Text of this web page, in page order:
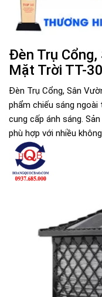
Đèn Trụ
Mặt Trời TT-
Đèn Trụ Cổng, Sân
phẩm chiếu sáng
cung cấp ánh sáng.
phù hợp với nhiều